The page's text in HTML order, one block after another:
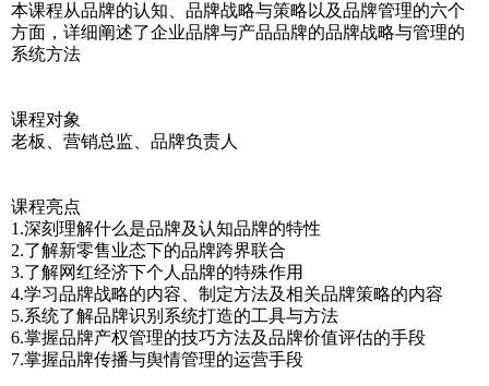
本课程从品牌的认知、品牌战略与策略以及品牌管理的六个
方面，详细阐述了企业品牌与产品品牌的品牌战略与管理的
系统方法
课程对象
老板、营销总监、品牌负责人
课程亮点
1.深刻理解什么是品牌及认知品牌的特性
2.了解新零售业态下的品牌跨界联合
3.了解网红经济下个人品牌的特殊作用
4.学习品牌战略的内容、制定方法及相关品牌策略的内容
5.系统了解品牌识别系统打造的工具与方法
6.掌握品牌产权管理的技巧方法及品牌价值评估的手段
7.掌握品牌传播与舆情管理的运营手段